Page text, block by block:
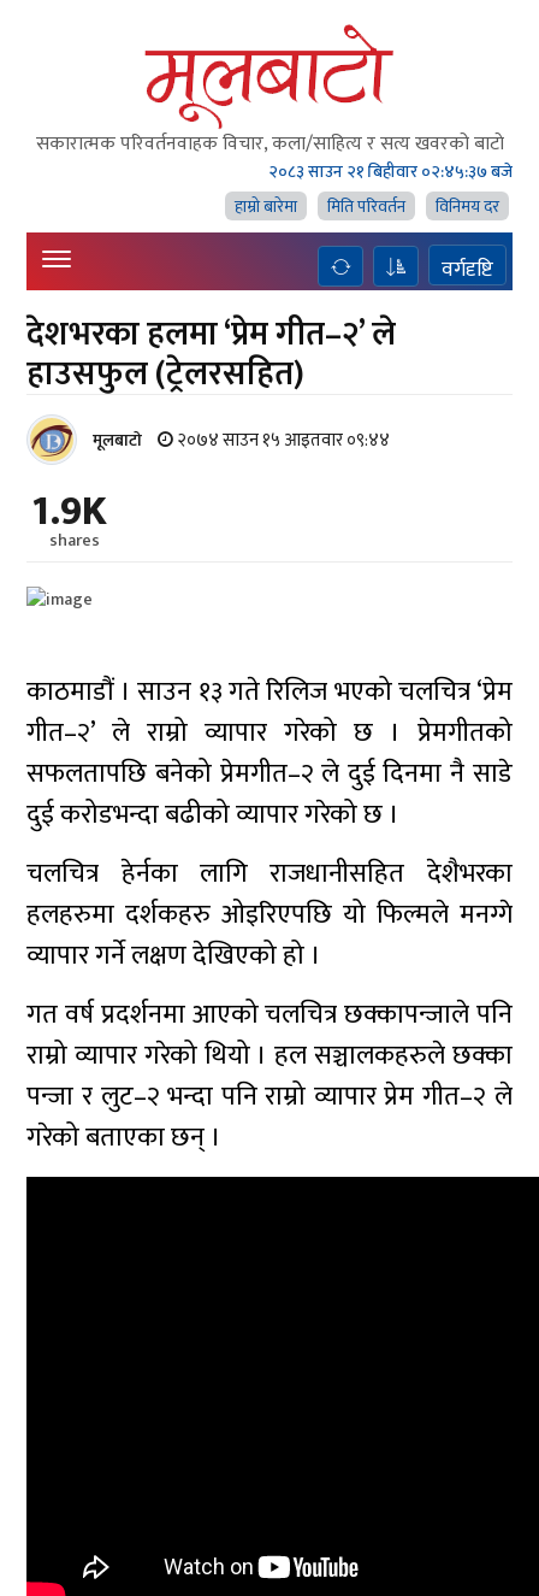
सकारात्मक परिवर्तनवाहक विचार, कला/साहित्य र सत्य खवरको बाटाे
२०८३ साउन २१ बिहीवार०२:४५:३८ बजे
हाम्राे बारेमा
मिति परिवर्तन विनिमय दर
वर्गदृष्टि
देशभरका हलमा ‘प्रेम गीत–२’ ले
हाउसफुल (ट्रेलरसहित)
मूलबाटाे २०७४ साउन १५ आइतवार ०९:४४
1.9K
shares
काठमाडौं । साउन १३ गते रिलिज भएको चलचित्र ‘प्रेम
गीत–२’ ले राम्रो व्यापार गरेको छ । प्रेमगीतको
सफलतापछि बनेको प्रेमगीत–२ ले दुई दिनमा नै साडे
दुई करोडभन्दा बढीको व्यापार गरेको छ ।
चलचित्र हेर्नका लागि राजधानीसहित देशैभरका
हलहरुमा दर्शकहरु ओइरिएपछि यो फिल्मले मनग्गे
व्यापार गर्ने लक्षण देखिएको हो ।
गत वर्ष प्रदर्शनमा आएको चलचित्र छक्कापन्जाले पनि
राम्रो व्यापार गरेको थियो । हल सञ्चालकहरुले छक्का
पन्जा र लुट–२ भन्दा पनि राम्रो व्यापार प्रेम गीत–२ ले
गरेको बताएका छन् ।